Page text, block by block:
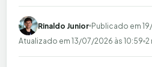
Rinaldo Junior Publicado em
Atualizado em 13/07/2026 às 10:59 2